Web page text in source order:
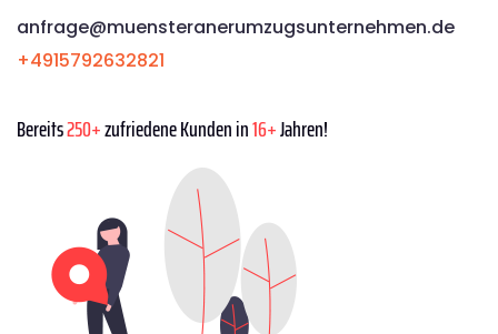
anfrage@muensteranerumzugsunternehmen.de
+4915792632821
Bereits250+zufriedene Kunden in16+Jahren!